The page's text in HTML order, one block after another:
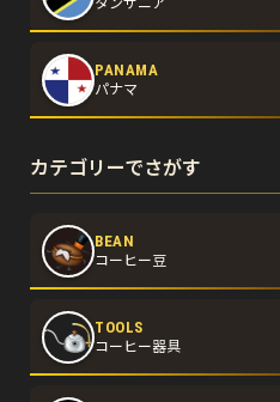
タンザニア
PANAMA
パナマ
カテゴリーでさがす
BEAN
コーヒー豆
TOOLS
コーヒー器具